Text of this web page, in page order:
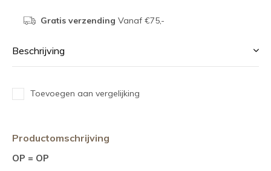
Gratis verzending Vanaf €75,-
Beschrijving
Toevoegen aan vergelijking
Productomschrijving
OP = OP